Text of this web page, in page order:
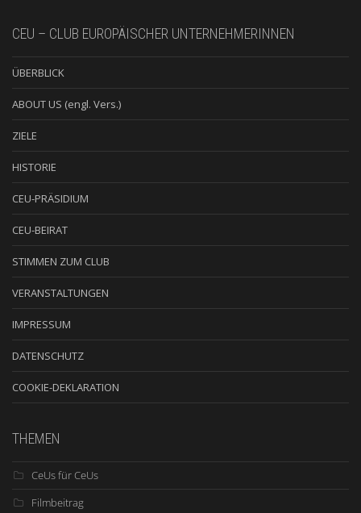
CEU – CLUB EUROPÄISCHER UNTERNEHMERINNEN
ÜBERBLICK
ABOUT US (engl. Vers.)
ZIELE
HISTORIE
CEU-PRÄSIDIUM
CEU-BEIRAT
STIMMEN ZUM CLUB
VERANSTALTUNGEN
IMPRESSUM
DATENSCHUTZ
COOKIE-DEKLARATION
THEMEN
CeUs für CeUs
Filmbeitrag